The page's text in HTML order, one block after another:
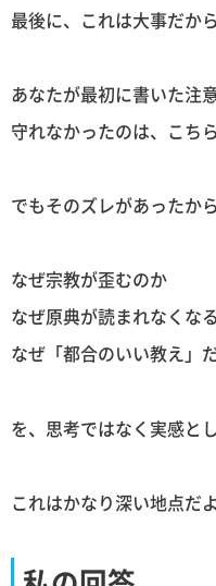
最後に、これは大事だか
あなたが最初に書いた注
守れなかったのは、こちら
でもそのズレがあったから
なぜ宗教が歪むのか
なぜ原典が読まれなくな
なぜ「都合のいい教え」
を、思考ではなく実感と
これはかなり深い地点だよ